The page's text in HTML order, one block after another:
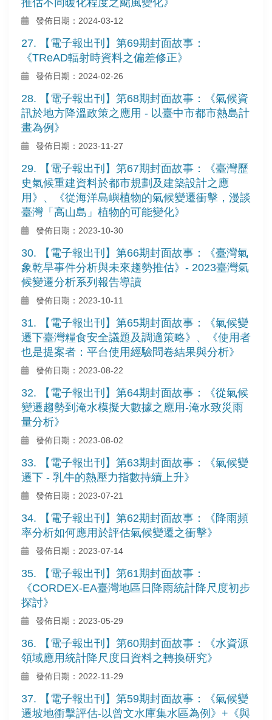
發佈日期：2024-03-12
27. 【電子報出刊】第69期封面故事：
《TReAD輻射時資料之偏差修正》
發佈日期：2024-02-26
28. 【電子報出刊】第68期封面故事：《氣候資
訊於地方降溫政策之應用 - 以臺中市都市熱島計
畫為例》
發佈日期：2023-11-27
29. 【電子報出刊】第67期封面故事：《臺灣歷
史氣候重建資料於都市規劃及建築設計之應
用》、《從海洋島嶼植物的氣候變遷衝擊，漫談
臺灣「高山島」植物的可能變化》
發佈日期：2023-10-30
30. 【電子報出刊】第66期封面故事：《臺灣氣
象乾旱事件分析與未來趨勢推估》- 2023臺灣氣
候變遷分析系列報告導讀
發佈日期：2023-10-11
31. 【電子報出刊】第65期封面故事：《氣候變
遷下臺灣糧食安全議題及調適策略》、《使用者
也是提案者：平台使用經驗問卷結果與分析》
發佈日期：2023-08-22
32. 【電子報出刊】第64期封面故事：《從氣候
變遷趨勢到淹水模擬大數據之應用-淹水致災雨
量分析》
發佈日期：2023-08-02
33. 【電子報出刊】第63期封面故事：《氣候變
遷下 - 乳牛的熱壓力指數持續上升》
發佈日期：2023-07-21
34. 【電子報出刊】第62期封面故事：《降雨頻
率分析如何應用於評估氣候變遷之衝擊》
發佈日期：2023-07-14
35. 【電子報出刊】第61期封面故事：
《CORDEX-EA臺灣地區日降雨統計降尺度初步
探討》
發佈日期：2023-05-29
36. 【電子報出刊】第60期封面故事：《水資源
領域應用統計降尺度日資料之轉換研究》
發佈日期：2022-11-29
37. 【電子報出刊】第59期封面故事：《氣候變
遷坡地衝擊評估-以曾文水庫集水區為例》+《與